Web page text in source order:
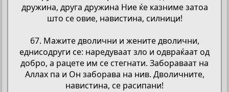
дружина, друга дружина Ние ќе казниме затоа
што се овие, навистина, силници!
67. Мажите дволични и жените дволични,
еднисодруги се: наредуваат зло и одвраќаат од
добро, а рацете им се стегнати. Забораваат на
Аллах па и Он заборава на нив. Дволичните,
навистина, се расипани!